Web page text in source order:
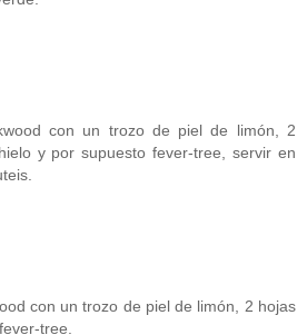
con un trozo de piel de limón, 2
y por supuesto fever-tree, servir en
con un trozo de piel de limón, 2 hojas
tree.